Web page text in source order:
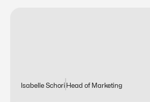
Isabelle Schori Head of Marketing